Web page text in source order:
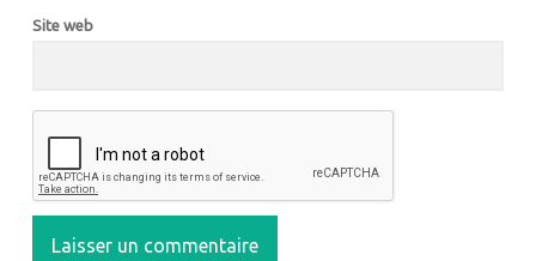
Site web